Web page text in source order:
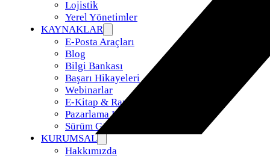
Lojistik
Yerel Yönetimler
KAYNAKLAR
E-Posta Araçları
Blog
Bilgi Bankası
Başarı Hikayeleri
Webinarlar
E-Kitap & Raporlar
Pazarlama Kiti
Sürüm Güncellemeleri
KURUMSAL
Hakkımızda